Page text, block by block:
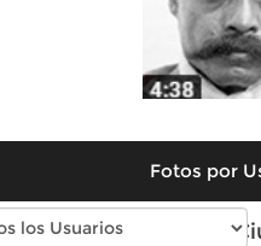
Fotos por
Fotos modernas de